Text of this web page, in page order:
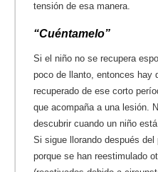
tensión de esa manera.
“Cuéntamelo”
Si el niño no se recupera
poco de llanto, entonces hay
recuperado de ese corto
que acompaña a una lesión.
descubrir cuando un niño
Si sigue llorando después
porque se han reestimulado